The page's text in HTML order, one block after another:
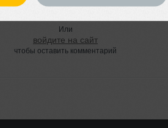
ЗАРЕГИСТРИРУЙТЕСЬ
Или
войдите на сайт
чтобы оставить комментарий